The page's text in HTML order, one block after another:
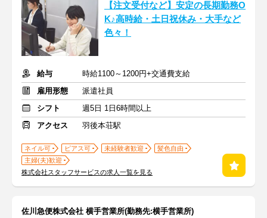
【注文受付など】安定の長期勤務O
K♪高時給・土日祝休み・大手など
色々！
給与
時給1100～1200円+交通費支給
雇用形態
派遣社員
シフト
週5日 1日6時間以上
アクセス
羽後本荘駅
ネイル可 ピアス可 未経験者歓迎
髪色自由
主婦(夫)歓迎
株式会社スタッフサービスの求人一覧を見る
佐川急便株式会社 横手営業所(勤務先:横手営業所)